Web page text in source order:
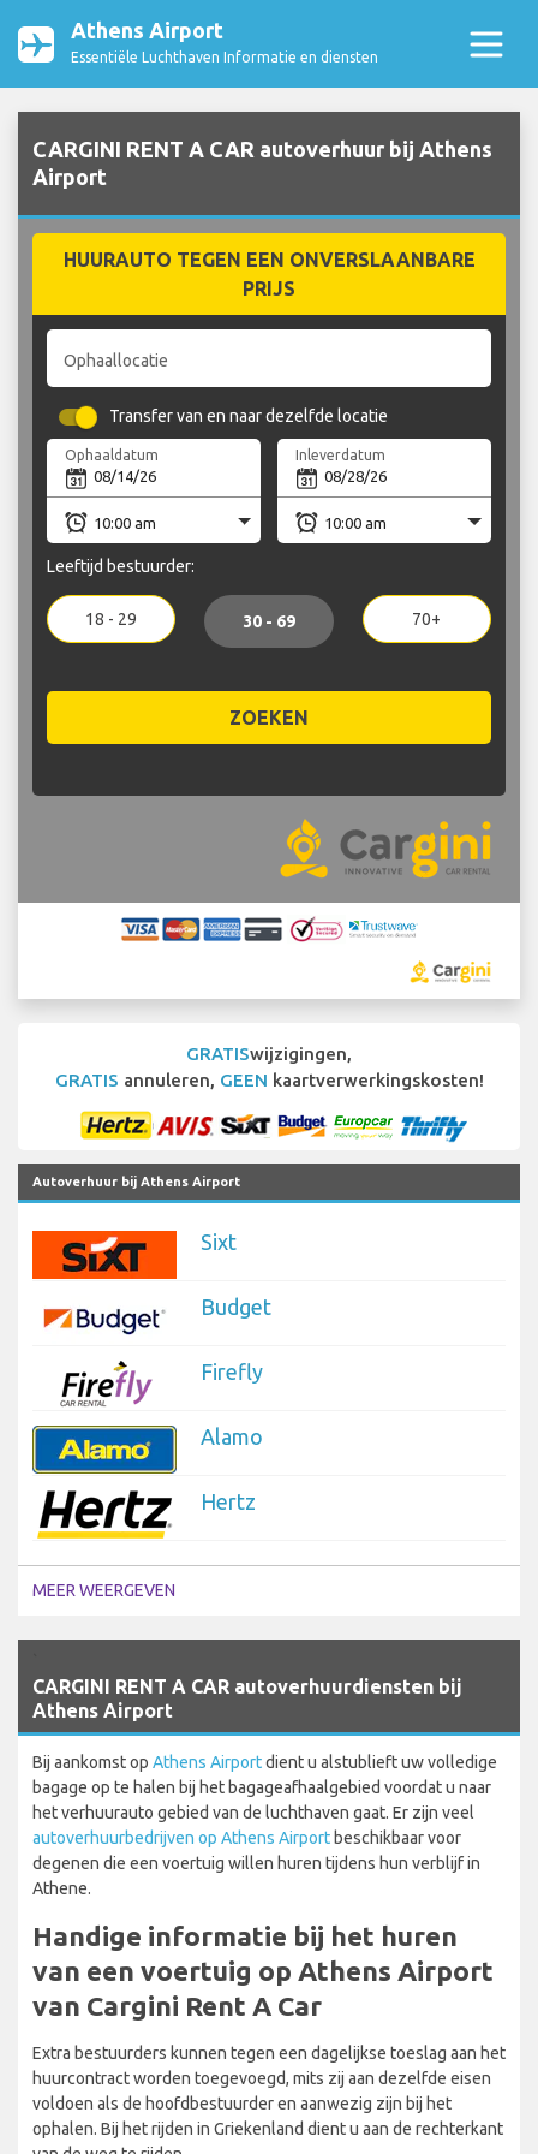
Athens Airport
Essentiële Luchthaven Informatie en diensten
CARGINI RENT A CAR autoverhuur bij Athens
Airport
HUURAUTO TEGEN EEN ONVERSLAANBARE
PRIJS
Ophaallocatie
Transfer van en naar dezelfde locatie
Ophaaldatum Inleverdatum
Leeftijd bestuurder:
18 - 29 30 - 69 70+
ZOEKEN
GRATISwijzigingen,
GRATIS annuleren, GEEN kaartverwerkingskosten!
Autoverhuur bij Athens Airport
Sixt
Budget
Firefly
Alamo
Hertz
MEER WEERGEVEN
CARGINI RENT A CAR autoverhuurdiensten bij
Athens Airport
Bij aankomst op Athens Airportdient u alstublieft uw volledige
bagage op te halen bij het bagageafhaalgebied voordat u naar
het verhuurauto gebied van de luchthaven gaat. Er zijn veel
autoverhuurbedrijven op Athens Airportbeschikbaar voor
degenen die een voertuig willen huren tijdens hun verblijf in
Athene.
Handige informatie bij het huren
van een voertuig op Athens Airport
van Cargini Rent A Car
Extra bestuurders kunnen tegen een dagelijkse toeslag aan het
huurcontract worden toegevoegd, mits zij aan dezelfde eisen
voldoen als de hoofdbestuurder en aanwezig zijn bij het
ophalen. Bij het rijden in Griekenland dient u aan de rechterkant